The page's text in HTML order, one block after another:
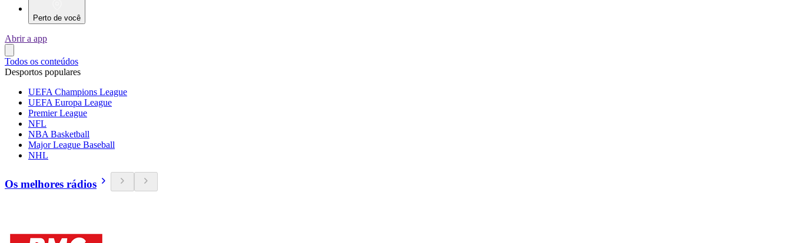
Perto de você
Abrir a app
Todos os conteúdos
Desportos populares
UEFA Champions League
UEFA Europa League
Premier League
NFL
NBA Basketball
Major League Baseball
NHL
Os melhores rádios